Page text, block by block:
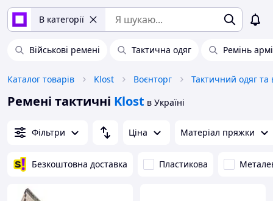
В категорії
Військові ремені Тактична одяг Ремінь
Каталог товарів Klost Воєнторг Тактичний одяг та
Ремені тактичні Klost в Україні
Фільтри Ціна Матеріал пряжки
Безкоштовна доставка Пластикова